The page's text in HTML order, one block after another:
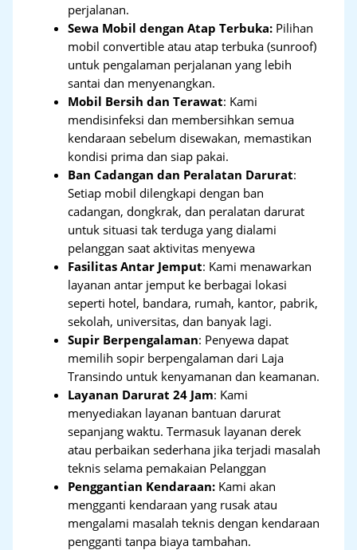
perjalanan.
Sewa Mobil dengan Atap Terbuka: Pilihan
mobil convertible atau atap terbuka (sunroof)
untuk pengalaman perjalanan yang lebih
santai dan menyenangkan.
Mobil Bersih dan Terawat: Kami
mendisinfeksi dan membersihkan semua
kendaraan sebelum disewakan, memastikan
kondisi prima dan siap pakai.
Ban Cadangan dan Peralatan Darurat:
Setiap mobil dilengkapi dengan ban
cadangan, dongkrak, dan peralatan darurat
untuk situasi tak terduga yang dialami
pelanggan saat aktivitas menyewa
Fasilitas Antar Jemput: Kami menawarkan
layanan antar jemput ke berbagai lokasi
seperti hotel, bandara, rumah, kantor, pabrik,
sekolah, universitas, dan banyak lagi.
Supir Berpengalaman: Penyewa dapat
memilih sopir berpengalaman dari Laja
Transindo untuk kenyamanan dan keamanan.
Layanan Darurat 24 Jam: Kami
menyediakan layanan bantuan darurat
sepanjang waktu. Termasuk layanan derek
atau perbaikan sederhana jika terjadi masalah
teknis selama pemakaian Pelanggan
Penggantian Kendaraan: Kami akan
mengganti kendaraan yang rusak atau
mengalami masalah teknis dengan kendaraan
pengganti tanpa biaya tambahan.